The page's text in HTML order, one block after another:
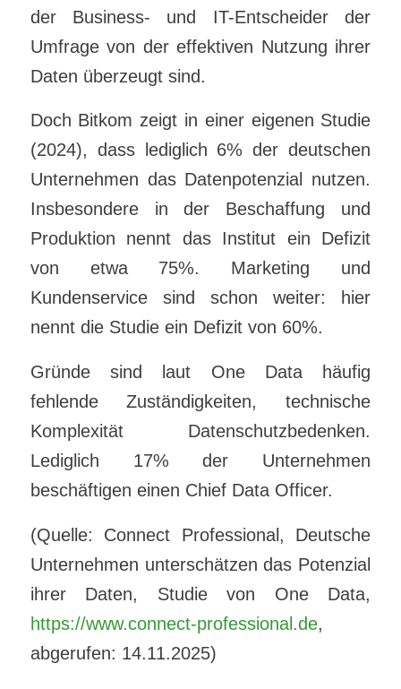
der Business- und IT-Entscheider der
Umfrage von der effektiven Nutzung ihrer
Daten überzeugt sind.
Doch Bitkom zeigt in einer eigenen Studie
(2024), dass lediglich 6% der deutschen
Unternehmen das Datenpotenzial nutzen.
Insbesondere in der Beschaffung und
Produktion nennt das Institut ein Defizit
von etwa 75%. Marketing und
Kundenservice sind schon weiter: hier
nennt die Studie ein Defizit von 60%.
Gründe sind laut One Data häufig
fehlende Zuständigkeiten, technische
Komplexität Datenschutzbedenken.
Lediglich 17% der Unternehmen
beschäftigen einen Chief Data Officer.
(Quelle: Connect Professional, Deutsche
Unternehmen unterschätzen das Potenzial
ihrer Daten, Studie von One Data,
https://www.connect-professional.de,
abgerufen: 14.11.2025)